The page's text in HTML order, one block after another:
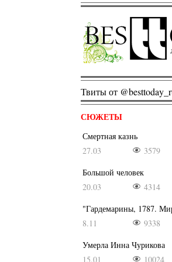
Твиты от
СЮЖЕТЫ
Смертная казнь
27.03
3579
Большой человек
20.03
4314
"Гардемарины, 1787.
8.11
9338
Умерла Инна Чурикова
15.01
10024